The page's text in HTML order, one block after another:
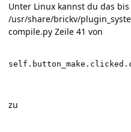
Unter Linux kannst du das
/usr/share/brickv/
compile.py Zeile 41 von
zu